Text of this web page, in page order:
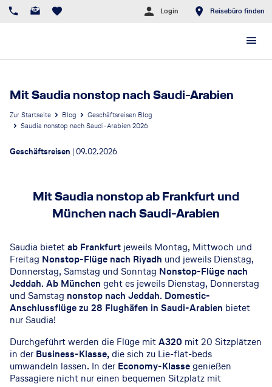
Login Reisebüro finden
Mit Saudia nonstop nach Saudi-Arabien
Zur Startseite Blog
Geschäftsreisen Blog
Saudia nonstop nach Saudi-Arabien 2026
Geschäftsreisen | 09.02.2026
Mit Saudia nonstop ab Frankfurt und
München nach Saudi-Arabien
Saudia bietetab Frankfurt jeweils Montag, Mittwoch und
Freitag Nonstop-Flüge nach Riyadh und jeweils Dienstag,
Donnerstag, Samstag und Sonntag Nonstop-Flüge nach
Jeddah. Ab München geht es jeweils Dienstag, Donnerstag
und Samstag nonstop nach Jeddah. Domestic-
Anschlussflüge zu 28 Flughäfen in Saudi-Arabien bietet
nur Saudia!
Durchgeführt werden die Flüge mitA320 mit 20 Sitzplätzen
in der Business-Klasse,die sich zu Lie-flat-beds
umwandeln lassen. In der Economy-Klassegenießen
Passagiere nicht nur einen bequemen Sitzplatz mit